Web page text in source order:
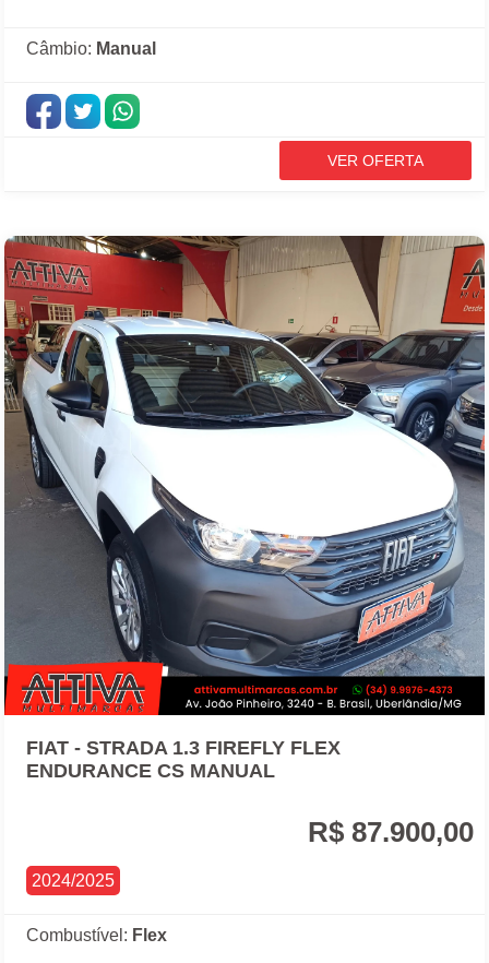
Câmbio: Manual
FIAT - STRADA 1.3 FIREFLY FLEX
ENDURANCE CS MANUAL
R$ 87.900,00
2024/2025
Combustível: Flex